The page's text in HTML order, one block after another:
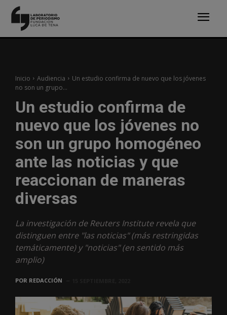
Inicio Audiencia
Un estudio confirma de nuevo que los jóvenes
no son un grupo...
Un estudio confirma de
nuevo que los jóvenes no
son un grupo homogéneo
ante las noticias y que
reaccionan de maneras
diversas
La investigación de Reuters Institute revela que
distinguen entre "las noticias" (más restringidas
temáticamente) y "noticias" (en sentido más
amplio)
POR REDACCIÓN